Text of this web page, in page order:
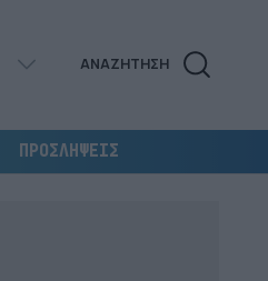
ΑΝΑΖΗΤΗΣΗ
ΠΡΟΣΛΗΨΕΙΣ